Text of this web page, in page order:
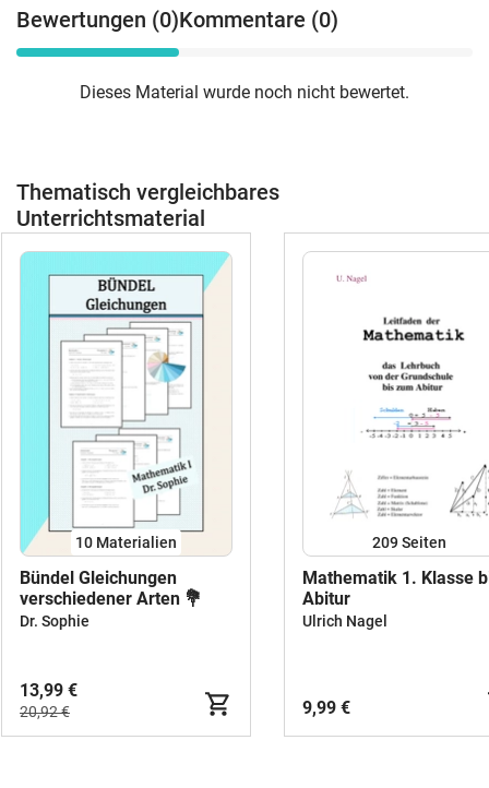
Bewertungen (0)Kommentare (0)
Dieses Material wurde noch nicht bewertet.
Thematisch vergleichbares
Unterrichtsmaterial
10 Materialien
Bündel Gleichungen
verschiedener Arten 💐
Dr. Sophie
13,99 €
20,92 €
209Seiten
Mathematik 1. Klasse
Abitur
Ulrich Nagel
9,99 €